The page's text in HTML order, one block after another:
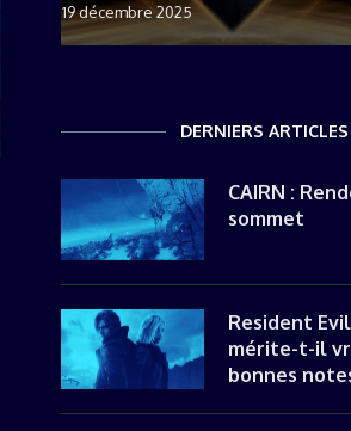
27 décembre 2024
DERNIERS ARTICLES
CAIRN :
sommet
Resident
mérite-t-il
bonnes